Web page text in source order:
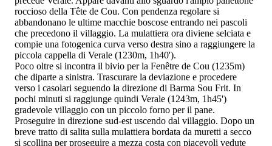
roccioso della Tête de Cou. Con pendenza regolare si
abbandonano le ultime macchie boscose entrando nei pascoli
che precedono il villaggio. La mulattiera ora diviene selciata e
compie una fotogenica curva verso destra sino a raggiungere la
piccola cappella di Verale (1230m, 1h40').
Poco oltre si incontra il bivio per la Fenêtre de Cou (1235m)
che diparte a sinistra. Trascurare la deviazione e procedere
verso i casolari seguendo la direzione di Barma Sou Frit. In
pochi minuti si raggiunge quindi Verale (1243m, 1h45')
gradevole villaggio con un piccolo forno per il pane.
Proseguire in direzione sud-est uscendo dal villaggio. Dopo un
breve tratto di salita sulla mulattiera bordata da muretti a secco
si scollina per proseguire a mezza costa con piacevoli vedute